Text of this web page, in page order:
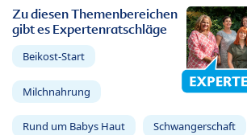
Zu diesen Themenbereichen
gibt es Expertenratschläge
Beikost-Start
Milchnahrung
Rund um Babys Haut Schwangerschaft